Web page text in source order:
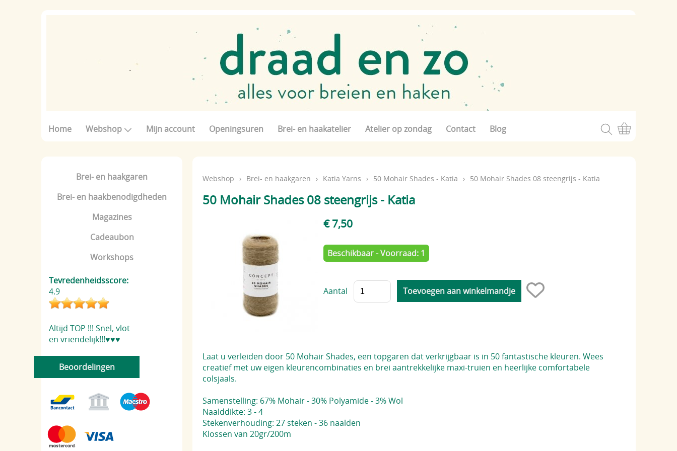
Home Webshop Mijn account Openingsuren Brei- en haakatelier Atelier op zondag Contact Blog
Brei- en haakgaren
Brei- en haakbenodigdheden
Magazines
Cadeaubon
Workshops
Tevredenheidsscore:
4.9
Altijd TOP !!! Snel, vlot
en vriendelijk!!!♥️♥️♥️
Beoordelingen
Webshop › Brei- en haakgaren › Katia Yarns › 50 Mohair Shades - Katia › 50 Mohair Shades 08 steengrijs - Katia
50 Mohair Shades 08 steengrijs - Katia
€ 7,50
Beschikbaar - Voorraad: 1
Aantal
Laat u verleiden door 50 Mohair Shades, een topgaren dat verkrijgbaar is in 50 fantastische kleuren. Wees
creatief met uw eigen kleurencombinaties en brei aantrekkelijke maxi-truien en heerlijke comfortabele
colsjaals.
Samenstelling: 67% Mohair - 30% Polyamide - 3% Wol
Naalddikte: 3 - 4
Stekenverhouding: 27 steken - 36 naalden
Klossen van 20gr/200m